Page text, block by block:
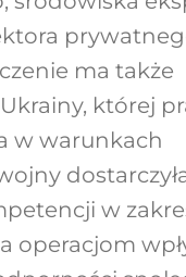
ma także
której
w warunkach
w
operacjom